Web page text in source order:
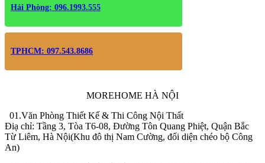
Hải Phòng: 096.1993.555
TPHCM: 097.543.8686
MOREHOME HÀ NỘI
01.Văn Phòng Thiết Kế & Thi Công Nội Thất
Điạ chỉ: Tầng 3, Tòa T6-08, Đường Tôn Quang Phiệt, Quận Bắc
Từ Liêm, Hà Nội(Khu đô thị Nam Cường, đối diện chéo bộ Công
An)